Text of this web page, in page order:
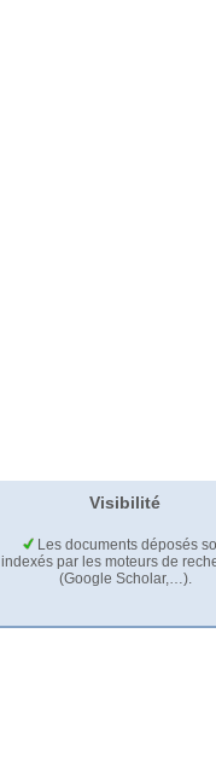
Visibilité
Les documents déposés
indexés par les moteurs de
(Google Scholar,…).